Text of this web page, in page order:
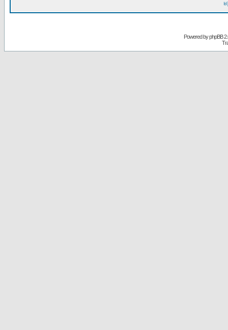
Powered byphpBB